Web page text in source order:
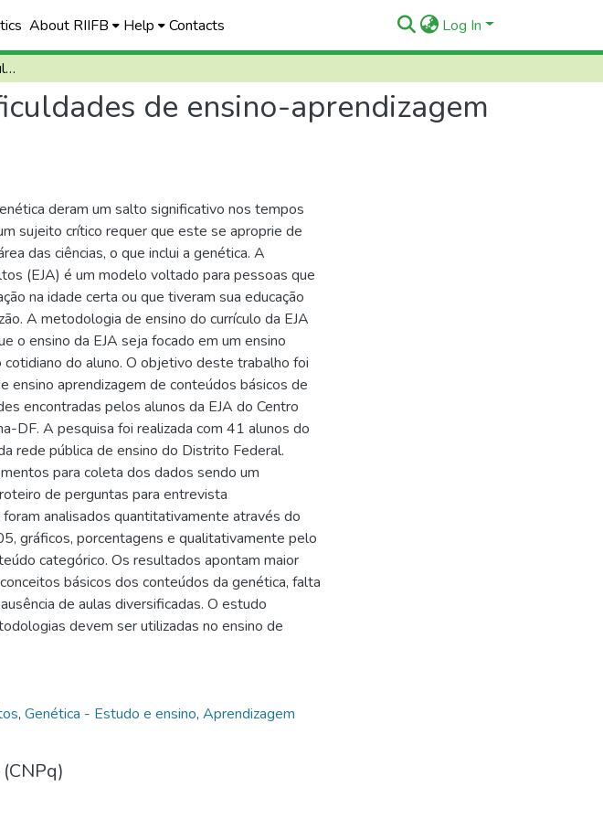
About RIIFB Help Contacts Log In
Educação de jovens e adultos e as dificuldades de ensino-aprendizagem nos conteúdos de genética
de ensino-aprendizagem
deram um salto significativo nos tempos
sujeito crítico requer que este se aproprie de
das ciências, o que inclui a genética. A
(EJA) é um modelo voltado para pessoas que
na idade certa ou que tiveram sua educação
A metodologia de ensino do currículo da EJA
o ensino da EJA seja focado em um ensino
do aluno. O objetivo deste trabalho foi
ensino aprendizagem de conteúdos básicos de
encontradas pelos alunos da EJA do Centro
DF. A pesquisa foi realizada com 41 alunos do
rede pública de ensino do Distrito Federal.
para coleta dos dados sendo um
de perguntas para entrevista
analisados quantitativamente através do
gráficos, porcentagens e qualitativamente pelo
categórico. Os resultados apontam maior
básicos dos conteúdos da genética, falta
de aulas diversificadas. O estudo
devem ser utilizadas no ensino de
, Genética - Estudo e ensino, Aprendizagem